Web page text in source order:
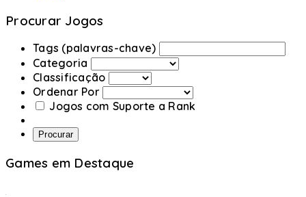
Procurar Jogos
Tags (palavras-chave)
Categoria
Classificação
Ordenar Por
Jogos com Suporte a Rank
Procurar
Games em Destaque